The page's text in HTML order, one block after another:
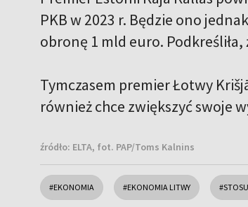
PKB w 2023 r. Będzie ono
obronę 1 mld euro.
Tymczasem premier Łotwy
również chce zwiększyć swoje
źródło: ELTA, fot. PAP/Toms Kalnins
#EKONOMIA #EKONOMIA LITWY